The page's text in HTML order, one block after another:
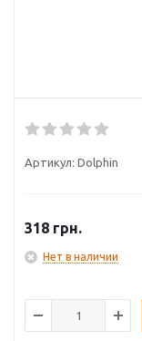
Артикул: Dolphin
318 грн.
Нет в наличии